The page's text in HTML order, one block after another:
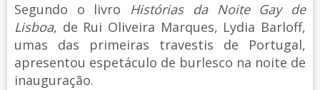
Segundo o livro Histórias da Noite Gay de
Lisboa, de Rui Oliveira Marques, Lydia Barloff,
umas das primeiras travestis de Portugal,
apresentou espetáculo de burlesco na noite de
inauguração.